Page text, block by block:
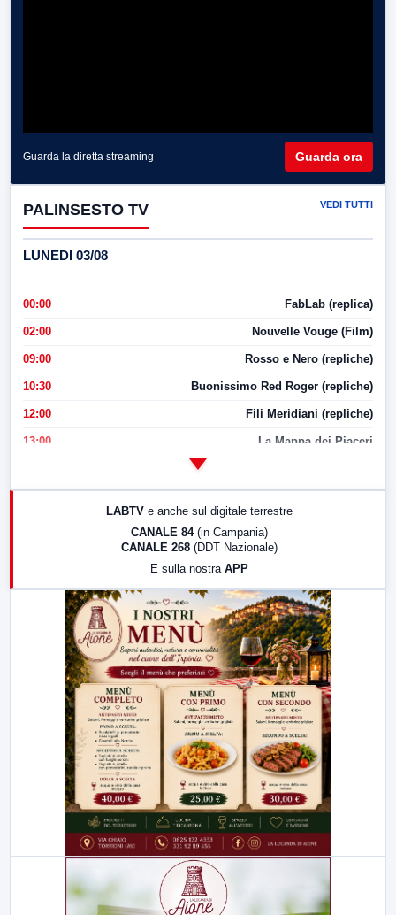
Guarda la diretta streaming Guarda ora
PALINSESTO TV VEDI TUTTI
LUNEDI 03/08
00:00 FabLab (replica)
02:00 Nouvelle Vouge (Film)
09:00 Rosso e Nero (repliche)
10:30 Buonissimo Red Roger (repliche)
12:00 Fili Meridiani (repliche)
13:00 La Mappa dei Piaceri
LabNews (replica)
LABTV e anche sul digitale terrestre
CANALE 84 (in Campania)
CANALE 268 (DDT Nazionale)
E sulla nostra APP